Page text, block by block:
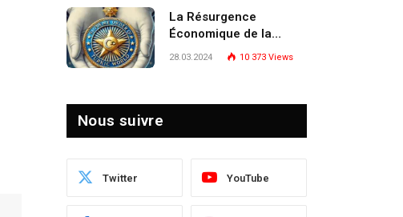
écosystème d’experts
La Résurgence
Économique de la
Turquie : Naviguer dans
28.03.2024 10 373 Views
Nous suivre
Twitter YouTube